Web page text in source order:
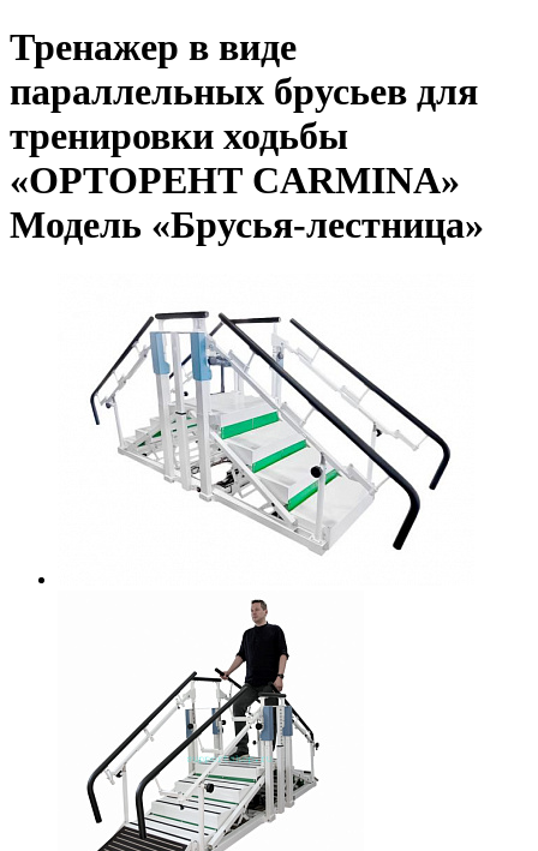
Тренажер в виде
параллельных брусьев для
тренировки ходьбы
«ОРТОРЕНТ CARMINA»
Модель «Брусья-лестница»